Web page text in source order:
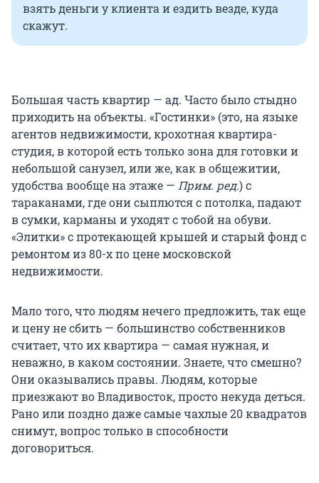
взять деньги у клиента и ездить везде, куда
скажут.
Большая часть квартир — ад. Часто было стыдно
приходить на объекты. «Гостинки» (это, на языке
агентов недвижимости, крохотная квартира-
студия, в которой есть только зона для готовки и
небольшой санузел, или же, как в общежитии,
удобства вообще на этаже — Прим. ред.) с
тараканами, где они сыплются с потолка, падают
в сумки, карманы и уходят с тобой на обуви.
«Элитки» с протекающей крышей и старый фонд с
ремонтом из 80-х по цене московской
недвижимости.
Мало того, что людям нечего предложить, так еще
и цену не сбить — большинство собственников
считает, что их квартира — самая нужная, и
неважно, в каком состоянии. Знаете, что смешно?
Они оказывались правы. Людям, которые
приезжают во Владивосток, просто некуда деться.
Рано или поздно даже самые чахлые 20 квадратов
снимут, вопрос только в способности
договориться.